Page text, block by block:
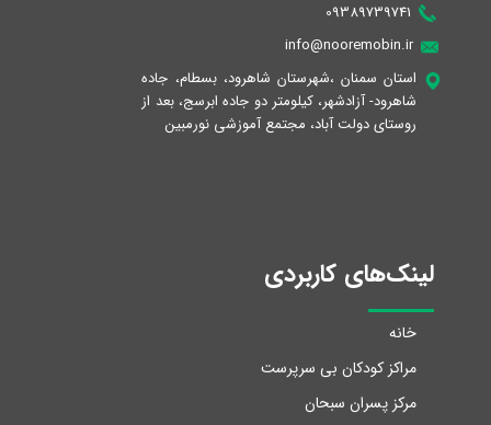
09389739741
info@nooremobin.ir
استان سمنان ،شهرستان شاهرود، بسطام، جاده
شاهرود- آزادشهر، کیلومتر دو جاده ابرسج، بعد از
روستای دولت آباد، مجتمع آموزشی نورمبین
لینک‌های کاربردی
خانه
مراکز کودکان بی سرپرست
مرکز پسران سبحان